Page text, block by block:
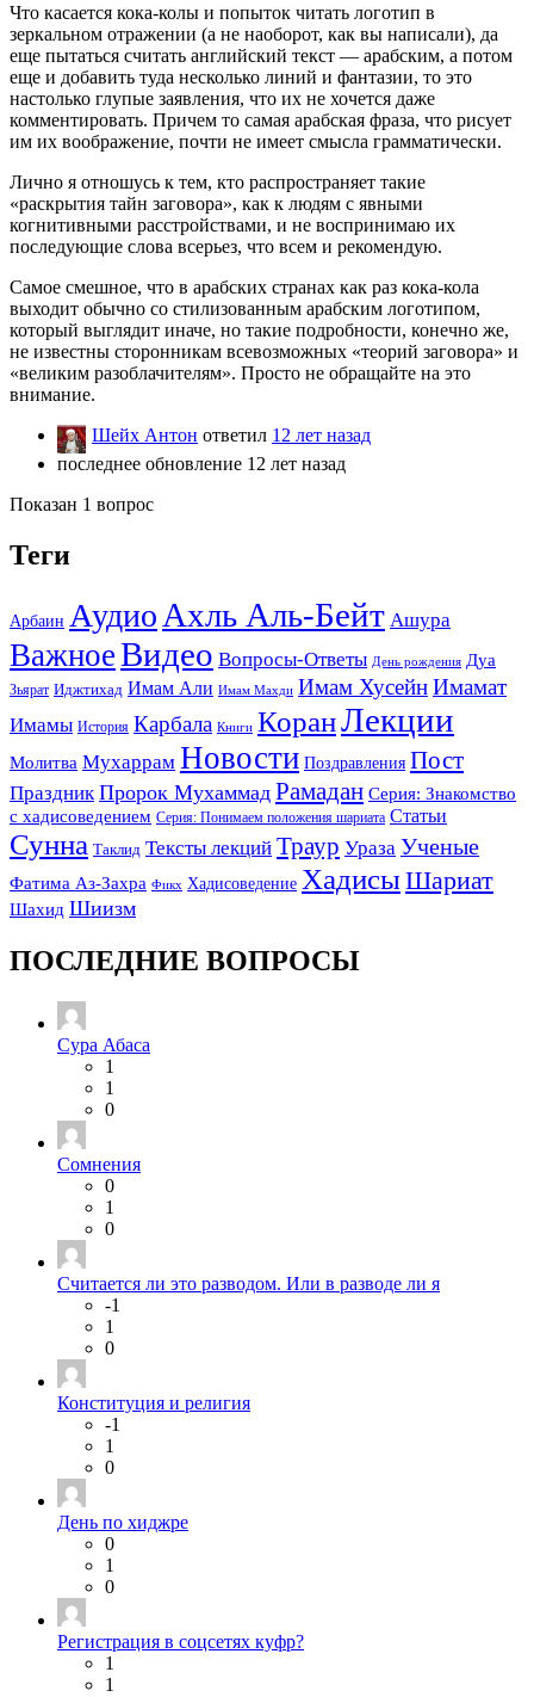
Что касается кока-колы и попыток читать логотип в
зеркальном отражении (а не наоборот, как вы написали), да
еще пытаться считать английский текст — арабским, а потом
еще и добавить туда несколько линий и фантазии, то это
настолько глупые заявления, что их не хочется даже
комментировать. Причем то самая арабская фраза, что рисует
им их воображение, почти не имеет смысла грамматически.
Лично я отношусь к тем, кто распространяет такие
«раскрытия тайн заговора», как к людям с явными
когнитивными расстройствами, и не воспринимаю их
последующие слова всерьез, что всем и рекомендую.
Самое смешное, что в арабских странах как раз кока-кола
выходит обычно со стилизованным арабским логотипом,
который выглядит иначе, но такие подробности, конечно же,
не известны сторонникам всевозможных «теорий заговора» и
«великим разоблачителям». Просто не обращайте на это
внимание.
Шейх Антон ответил 12 лет назад
последнее обновление 12 лет назад
Показан 1 вопрос
Теги
Арбаин Аудио Ахль Аль-Бейт Ашура
ВажноеВидео Вопросы-Ответы День рождения Дуа
Зьярат Иджтихад Имам Али Имам Махди Имам ХусейнИмамат
Имамы История Карбала Книги КоранЛекции
Молитва Мухаррам Новости Поздравления Пост
Праздник Пророк Мухаммад Рамадан Серия: Знакомство
с хадисоведением Серия: Понимаем положения шариата Статьи
Сунна Таклид Тексты лекций Траур Ураза Ученые
Фатима Аз-Захра Фикх Хадисоведение ХадисыШариат
Шахид Шиизм
ПОСЛЕДНИЕ ВОПРОСЫ
Сура Абаса
1
1
0
Сомнения
0
1
0
Считается ли это разводом. Или в разводе ли я
-1
1
0
Конституция и религия
-1
1
0
День по хиджре
0
1
0
Регистрация в соцсетях куфр?
1
1